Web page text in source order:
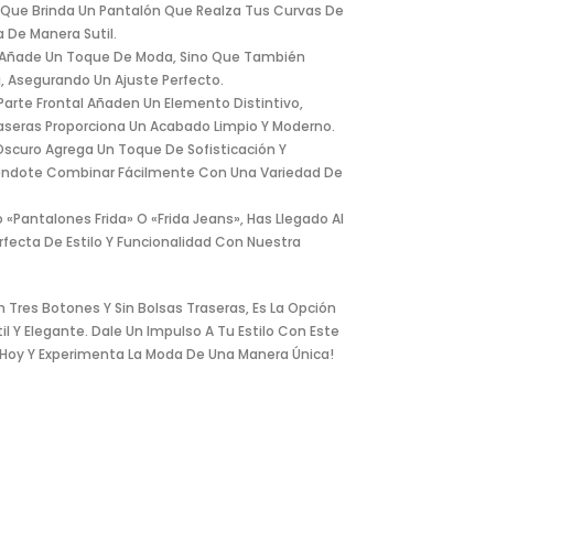
Brinda Un Pantalón Que Realza Tus Curvas De
Manera Sutil.
Un Toque De Moda, Sino Que También
Un Ajuste Perfecto.
Frontal Añaden Un Elemento Distintivo,
Proporciona Un Acabado Limpio Y Moderno.
Agrega Un Toque De Sofisticación Y
Combinar Fácilmente Con Una Variedad De
Frida» O «Frida Jeans», Has Llegado Al
De Estilo Y Funcionalidad Con Nuestra
Botones Y Sin Bolsas Traseras, Es La Opción
Y Elegante. Dale Un Impulso A Tu Estilo Con Este
Y Experimenta La Moda De Una Manera Única!